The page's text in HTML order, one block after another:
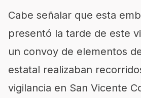
Cabe señalar que esta
presentó la tarde de este
un convoy de elementos
estatal realizaban
vigilancia en San Vicente